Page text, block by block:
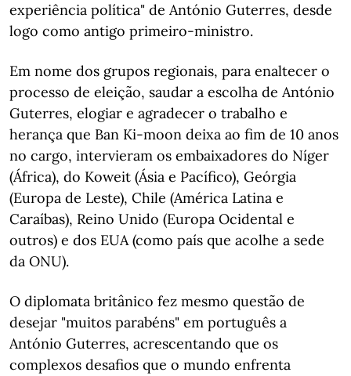
experiência política" de António Guterres, desde
logo como antigo primeiro-ministro.
Em nome dos grupos regionais, para enaltecer o
processo de eleição, saudar a escolha de António
Guterres, elogiar e agradecer o trabalho e
herança que Ban Ki-moon deixa ao fim de 10 anos
no cargo, intervieram os embaixadores do Níger
(África), do Koweit (Ásia e Pacífico), Geórgia
(Europa de Leste), Chile (América Latina e
Caraíbas), Reino Unido (Europa Ocidental e
outros) e dos EUA (como país que acolhe a sede
da ONU).
O diplomata britânico fez mesmo questão de
desejar "muitos parabéns" em português a
António Guterres, acrescentando que os
complexos desafios que o mundo enfrenta